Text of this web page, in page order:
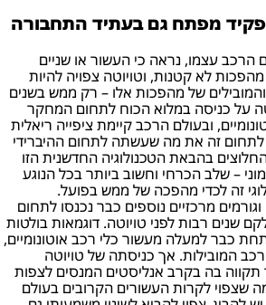
מפתח גם בעתיד התחבורה
עצמו, נראה כי העשור או שניים
לא קטנות, וטויוטה צפויה להיות
של מהפכות אלו – רק ממש בשנים
על כניסה במלוא הכוח לתחום המחקר
ובעולם הרכב קיימת ציפייה ריאלית
לתחום זה את מה שעשתה לתחום ההיברידי
בהבאת הטכנולוגיה החדשנית הזו
– שלב הכרחי וחשוב ביותר בכל הנוגע
זה לכדי מהפכה של ממש בפועל.
מרכזיים נוספים כבר נכנסו לתחום
שנים רבות לפני טויוטה. דוגמאות בולטות
כבר למעלה מעשור כלי רכב אוטונומיים,
המובילות. אך כניסתה של טויוטה
בה בקרב אנליסטים המנסים לצפות
שצפוי לקרות העשורים הקרובים בעולם